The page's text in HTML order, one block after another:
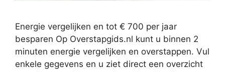
Energie vergelijken en tot € 700 per jaar
besparen Op Overstapgids.nl kunt u binnen 2
minuten energie vergelijken en overstappen. Vul
enkele gegevens en u ziet direct een overzicht